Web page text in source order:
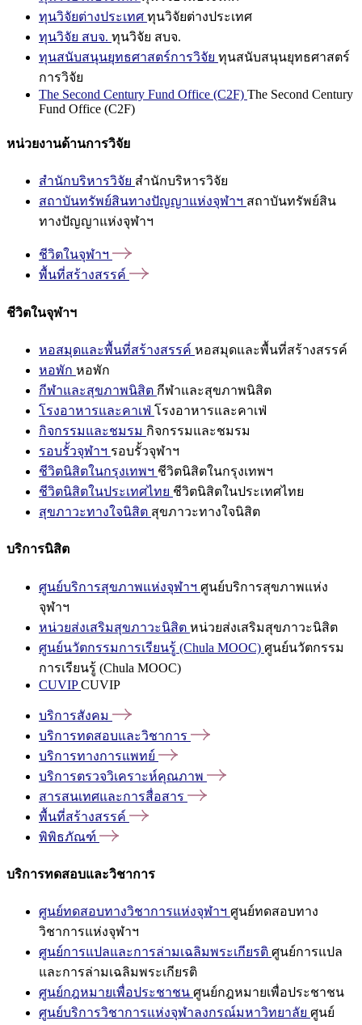
ทุนวิจัยต่างประเทศ ทุนวิจัยต่างประเทศ
ทุนวิจัย สบจ. ทุนวิจัย สบจ.
ทุนสนับสนุนยุทธศาสตร์การวิจัย ทุนสนับสนุนยุทธศาสตร์
การวิจัย
The Second Century Fund Office (C2F) The Second Century
Fund Office (C2F)
หน่วยงานด้านการวิจัย
สำนักบริหารวิจัย สำนักบริหารวิจัย
สถาบันทรัพย์สินทางปัญญาแห่งจุฬาฯ สถาบันทรัพย์สิน
ทางปัญญาแห่งจุฬาฯ
ชีวิตในจุฬาฯ
พื้นที่สร้างสรรค์
ชีวิตในจุฬาฯ
หอสมุดและพื้นที่สร้างสรรค์ หอสมุดและพื้นที่สร้างสรรค์
หอพัก หอพัก
กีฬาและสุขภาพนิสิต กีฬาและสุขภาพนิสิต
โรงอาหารและคาเฟ่ โรงอาหารและคาเฟ่
กิจกรรมและชมรม กิจกรรมและชมรม
รอบรั้วจุฬาฯ รอบรั้วจุฬาฯ
ชีวิตนิสิตในกรุงเทพฯ ชีวิตนิสิตในกรุงเทพฯ
ชีวิตนิสิตในประเทศไทย ชีวิตนิสิตในประเทศไทย
สุขภาวะทางใจนิสิต สุขภาวะทางใจนิสิต
บริการนิสิต
ศูนย์บริการสุขภาพแห่งจุฬาฯ ศูนย์บริการสุขภาพแห่ง
จุฬาฯ
หน่วยส่งเสริมสุขภาวะนิสิต หน่วยส่งเสริมสุขภาวะนิสิต
ศูนย์นวัตกรรมการเรียนรู้ (Chula MOOC) ศูนย์นวัตกรรม
การเรียนรู้ (Chula MOOC)
CUVIPCUVIP
บริการสังคม
บริการทดสอบและวิชาการ
บริการทางการแพทย์
บริการตรวจวิเคราะห์คุณภาพ
สารสนเทศและการสื่อสาร
พื้นที่สร้างสรรค์
พิพิธภัณฑ์
บริการทดสอบและวิชาการ
ศูนย์ทดสอบทางวิชาการแห่งจุฬาฯ ศูนย์ทดสอบทาง
วิชาการแห่งจุฬาฯ
ศูนย์การแปลและการล่ามเฉลิมพระเกียรติ ศูนย์การแปล
และการล่ามเฉลิมพระเกียรติ
ศูนย์กฎหมายเพื่อประชาชน ศูนย์กฎหมายเพื่อประชาชน
ศูนย์บริการวิชาการแห่งจุฬาลงกรณ์มหาวิทยาลัย ศูนย์